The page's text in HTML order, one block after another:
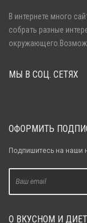
Забыли пароль?
В интернете много
собрать разные
МЫ В СОЦ. СЕТЯХ
ОФОРМИТЬ
Подпишитесь на наши
О ВКУСНОМ И